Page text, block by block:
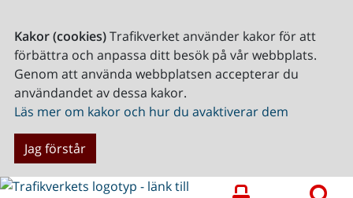
Kakor (cookies)Trafikverket använder kakor för att
förbättra och anpassa ditt besök på vår webbplats.
Genom att använda webbplatsen accepterar du
användandet av dessa kakor.
Läs mer om kakor och hur du avaktiverar dem
Jag förstår